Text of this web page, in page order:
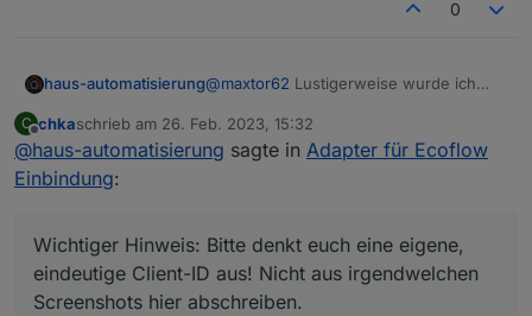
0
haus-automatisierung@maxtor62 Lustigerweise wurde ich
meine Config hier geteilt habe.
Wichtiger Hinweis: Bitte denkt euch
eine eigene, eindeutige Client-ID aus!
wenn sich jemand mit der gleichen
verbindet!! Die müssen eindeutig sein.
C
Offline
chkaschrieb am 26. Feb. 2023, 15:32
zuletzt editiert von
@haus-automatisierung sagte in Adapter für Ecoflow
Einbindung:
Wichtiger Hinweis: Bitte denkt euch eine eigene,
eindeutige Client-ID aus! Nicht aus irgendwelchen
Screenshots hier abschreiben.